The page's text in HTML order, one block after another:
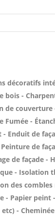
décoratifs
bois -
de couverture
Fumée -
Enduit de
de
de façade -
- Isolation
des combles
- Papier peint
-